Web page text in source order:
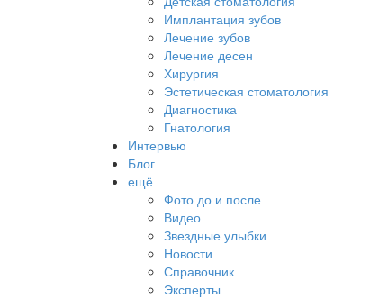
Имплантация зубов
Лечение зубов
Лечение десен
Хирургия
Эстетическая стоматология
Диагностика
Гнатология
Интервью
Блог
ещё
Фото до и после
Видео
Звездные улыбки
Новости
Справочник
Эксперты